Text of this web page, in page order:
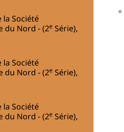
la Société
du Nord - (2e Série),
la Société
du Nord - (2e Série),
la Société
du Nord - (2e Série),